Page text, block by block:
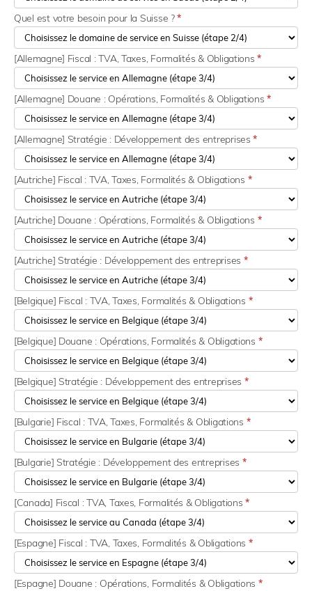
Quel est votre besoin pour la Suisse ?*
[Allemagne] Fiscal : TVA, Taxes, Formalités & Obligations*
[Allemagne] Douane : Opérations, Formalités & Obligations*
[Allemagne] Stratégie : Développement des entreprises*
[Autriche] Fiscal : TVA, Taxes, Formalités & Obligations *
[Autriche] Douane : Opérations, Formalités & Obligations *
[Autriche] Stratégie : Développement des entreprises *
[Belgique] Fiscal : TVA, Taxes, Formalités & Obligations *
[Belgique] Douane : Opérations, Formalités & Obligations *
[Belgique] Stratégie : Développement des entreprises *
[Bulgarie] Fiscal : TVA, Taxes, Formalités & Obligations *
[Bulgarie] Stratégie : Développement des entreprises *
[Canada] Fiscal : TVA, Taxes, Formalités & Obligations*
[Espagne] Fiscal : TVA, Taxes, Formalités & Obligations *
[Espagne] Douane : Opérations, Formalités & Obligations *